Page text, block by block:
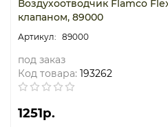
Воздухоотводчик Flamco
клапаном, 89000
89000
под заказ
Код товара: 193262
1251р.